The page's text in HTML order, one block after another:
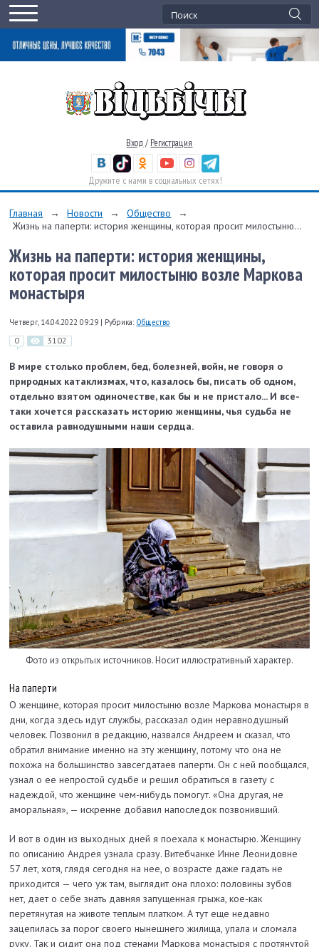
Вход / Регистрация
Дружите с нами в социальных сетях!
Главная → Новости → Общество
→
Жизнь на паперти: история женщины, которая просит милостыню...
Жизнь на паперти: история женщины,
которая просит милостыню возле Маркова
монастыря
Четверг, 14.04.2022 09:29 | Рубрика: Общество
0 3102
В мире столько проблем, бед, болезней, войн, не говоря о
природных катаклизмах, что, казалось бы, писать об одном,
отдельно взятом одиночестве, как бы и не пристало... И все-
таки хочется рассказать историю женщины, чья судьба не
оставила равнодушными наши сердца.
Фото из открытых источников. Носит иллюстративный характер.
На паперти
О женщине, которая просит милостыню возле Маркова монастыря в
дни, когда здесь идут службы, рассказал один неравнодушный
человек. Позвонил в редакцию, назвался Андреем и сказал, что
обратил внимание именно на эту женщину, потому что она не
похожа на большинство завсегдатаев паперти. Он с ней пообщался,
узнал о ее непростой судьбе и решил обратиться в газету с
надеждой, что женщине чем-нибудь помогут. «Она другая, не
аморальная», — искренне добавил напоследок позвонивший.
И вот в один из выходных дней я поехала к монастырю. Женщину
по описанию Андрея узнала сразу. Витебчанке Инне Леонидовне
57 лет, хотя, глядя сегодня на нее, о возрасте даже гадать не
приходится — чего уж там, выглядит она плохо: половины зубов
нет, дает о себе знать давняя запущенная грыжа, кое-как
перетянутая на животе теплым платком. А тут еще недавно
зацепилась за порог своего нынешнего жилища, упала и сломала
руку. Так и сидит она под стенами Маркова монастыря с протянутой